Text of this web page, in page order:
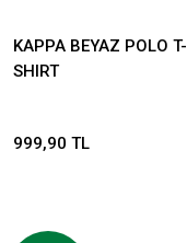
KAPPA BEYAZ POLO T-
SHIRT
999,90 TL